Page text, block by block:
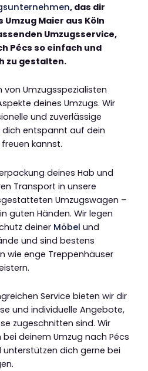
, das dir
Maier aus Köln
Umzugsservice,
Pécs so einfach und
zu gestalten.
von Umzugsspezialisten
deines Umzugs. Wir
und zuverlässige
entspannt auf dein
kannst.
deines Hab und
Transport in unsere
Umzugswagen –
guten Händen. Wir legen
deiner Möbel und
und sind bestens
wie enge Treppenhäuser
Service bieten wir dir
und individuelle Angebote,
zugeschnitten sind. Wir
deinem Umzug nach Pécs
dich gerne bei